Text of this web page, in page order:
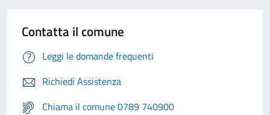
Contatta il comune
Leggi le domande frequenti
Richiedi Assistenza
Chiama il comune 0789 740900